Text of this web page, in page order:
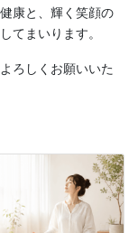
康と、輝く笑顔の
てまいります。
ろしくお願いいた
けで十分でしょ
は、こまめな水分補